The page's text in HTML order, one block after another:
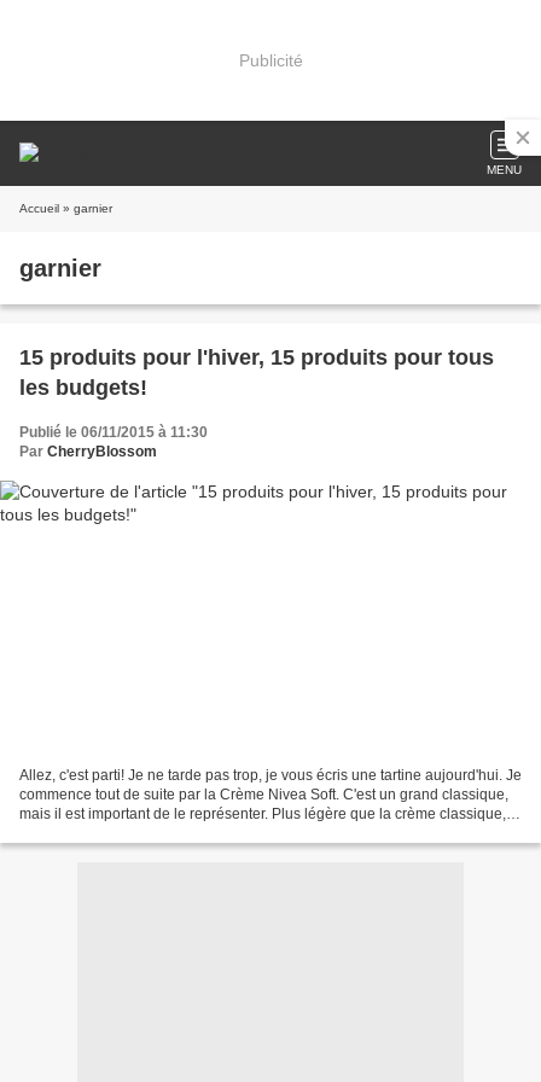
Publicité
MENU
Accueil » garnier
garnier
15 produits pour l'hiver, 15 produits pour tous
les budgets!
Publié le 06/11/2015 à 11:30
Par CherryBlossom
Allez, c'est parti! Je ne tarde pas trop, je vous écris une tartine aujourd'hui. Je
commence tout de suite par la Crème Nivea Soft. C'est un grand classique,
mais il est important de le représenter. Plus légère que la crème classique,